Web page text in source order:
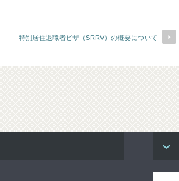
特別居住退職者ビザ（SRRV）の概要について